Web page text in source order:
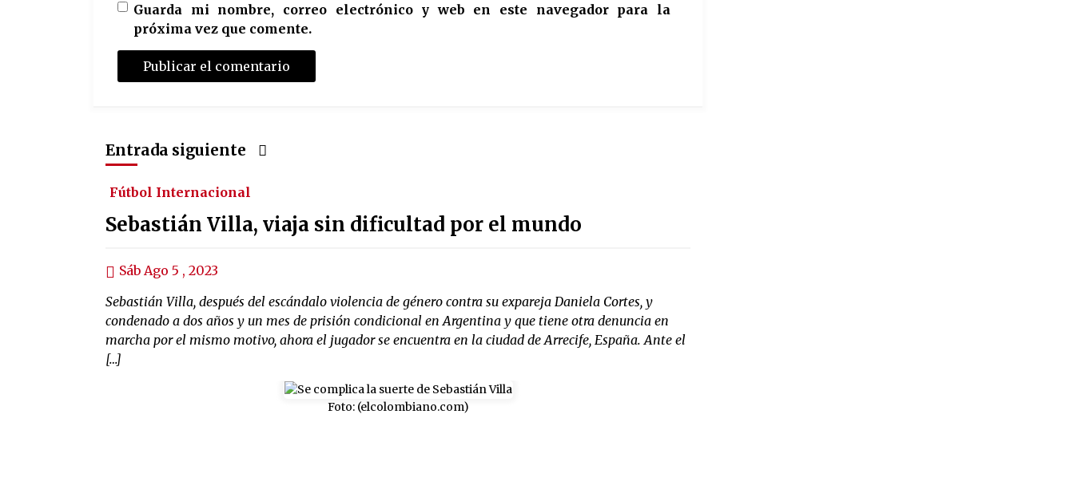
Guarda mi nombre, correo electrónico y web en este navegador para la
próxima vez que comente.
Entrada siguiente
Fútbol Internacional
Sebastián Villa, viaja sin dificultad por el mundo
Sáb Ago 5 , 2023
Sebastián Villa, después del escándalo violencia de género contra su expareja Daniela Cortes, y
condenado a dos años y un mes de prisión condicional en Argentina y que tiene otra denuncia en
marcha por el mismo motivo, ahora el jugador se encuentra en la ciudad de Arrecife, España. Ante el
[…]
Foto: (elcolombiano.com)